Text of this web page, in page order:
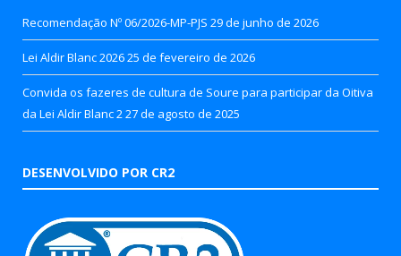
Recomendação Nº 06/2026-MP-PJS 29 de junho de 2026
Lei Aldir Blanc 202625 de fevereiro de 2026
Convida os fazeres de cultura de Soure para participar da Oitiva
da Lei Aldir Blanc 2 27 de agosto de 2025
DESENVOLVIDO POR CR2